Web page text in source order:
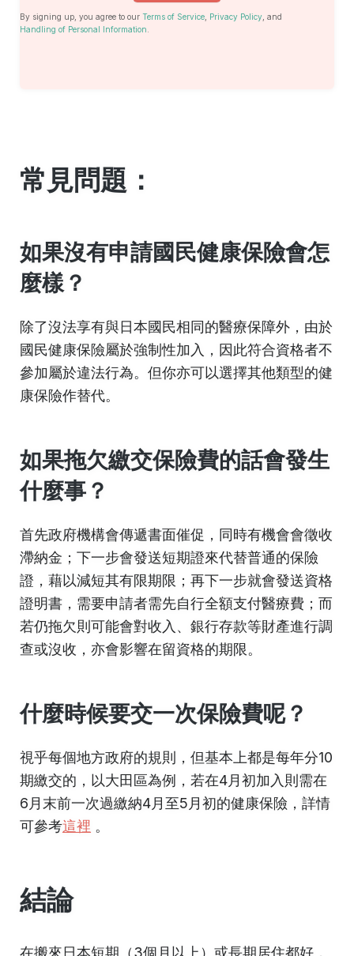
By signing up, you agree to our Terms of Service Privacy Policy , and
Handling of Personal Information
常見問題：
如果沒有申請國民健康保險會怎
麼樣？
除了沒法享有與日本國民相同的醫療保障外，由於
國民健康保險屬於強制性加入，因此符合資格者不
參加屬於違法行為。但你亦可以選擇其他類型的健
康保險作替代。
如果拖欠繳交保險費的話會發生
什麼事？
首先政府機構會傳遞書面催促，同時有機會會徵收
滯納金；下一步會發送短期證來代替普通的保險
證，藉以減短其有限期限；再下一步就會發送資格
證明書，需要申請者需先自行全額支付醫療費；而
若仍拖欠則可能會對收入、銀行存款等財產進行調
查或沒收，亦會影響在留資格的期限。
什麼時候要交一次保險費呢？
視乎每個地方政府的規則，但基本上都是每年分10
期繳交的，以大田區為例，若在4月初加入則需在
6月末前一次過繳納4月至5月初的健康保險，詳情
可參考這裡 。
結論
在搬來日本短期（3個月以上）或長期居住都好，